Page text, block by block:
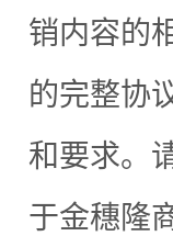
销内容的
的完整协
和要求。
于金穗隆